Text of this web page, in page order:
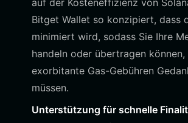
auf der Kosteneffizienz von
Bitget Wallet so konzipiert, dass
minimiert wird, sodass Sie Ihre
handeln oder übertragen
exorbitante Gas-Gebühren
müssen.
Unterstützung für schnelle